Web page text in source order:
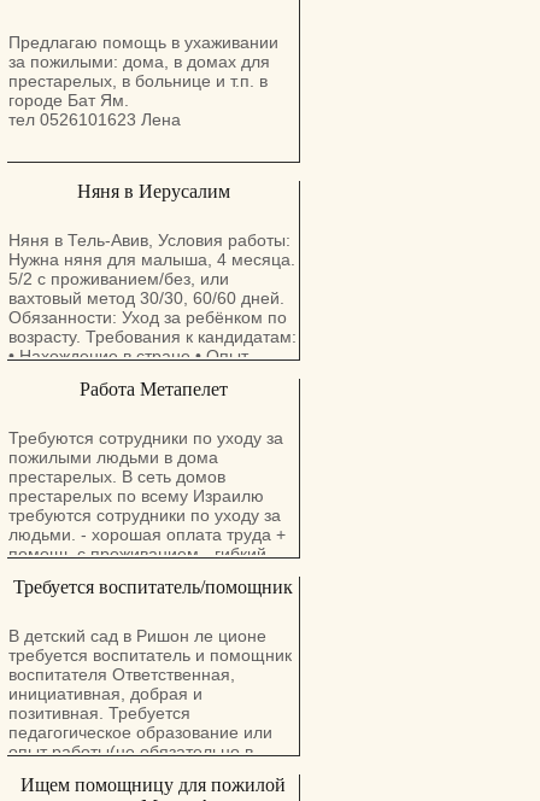
Предлагаю помощь в ухаживании
за пожилыми: дома, в домах для
престарелых, в больнице и т.п. в
городе Бат Ям.
тел 0526101623 Лена
Няня в Иерусалим
Няня в Тель-Авив, Условия работы:
Нужна няня для малыша, 4 месяца.
5/2 с проживанием/без, или
вахтовый метод 30/30, 60/60 дней.
Обязанности: Уход за ребёнком по
возрасту. Требования к кандидатам:
• Нахождение в стране • Опыт
специального обучения.
зависит от кандидата. WhatsApp
+44 745 819 70 77 Телеграм
t.me@workhsi Контактное лицо:
Даяна Мы также можем предложить
другие вакансии от наших
постоянных клиентов. Есть
вакансии домашнего персонала
повар, семейная пара, водитель,
проживанием и без. Вакансия
международного агентства "Home
Staff International" Трудоустройство
и анкетирование бесплатные Мы
официально зарегистрированы на
территории Евросоюза, ОАЭ, РФ,
Украина.
Работа Метапелет
Требуются сотрудники по уходу за
пожилыми людьми в дома
престарелых. В сеть домов
престарелых по всему Израилю
требуются сотрудники по уходу за
людьми. - хорошая оплата труда +
помощь с проживанием - гибкий
расписание - горячее питание - все
работа - своевременные выплаты -
работа в чистых и комфортных
условиях Свяжитесь с нами: + 972
53-923 6808
Требуется воспитатель/помощник
В детский сад в Ришон ле ционе
требуется воспитатель и помощник
воспитателя Ответственная,
инициативная, добрая и
позитивная. Требуется
педагогическое образование или
опыт работы(не обязательно в
Ищем помощницу для пожилой